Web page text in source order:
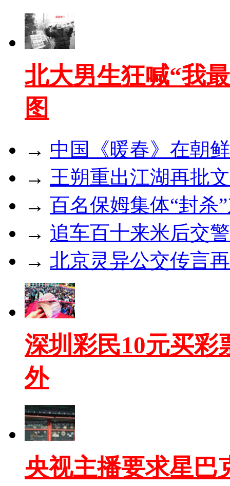
北大男生狂喊“我
图
→ 中国《暖春》在朝
→ 王朔重出江湖再批
→ 百名保姆集体“封杀
→ 追车百十来米后交
→ 北京灵异公交传言
深圳彩民10元买彩
外
央视主播要求星巴